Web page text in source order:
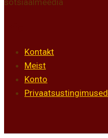
Kontakt
Meist
Konto
Privaatsustingimused